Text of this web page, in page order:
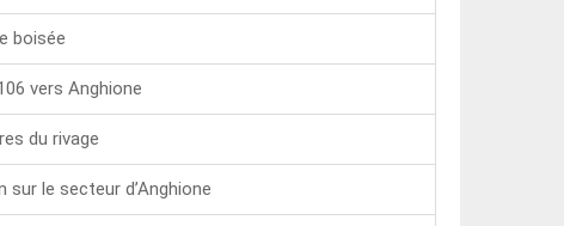
boisée
vers Anghione
du rivage
sur le secteur d’Anghione